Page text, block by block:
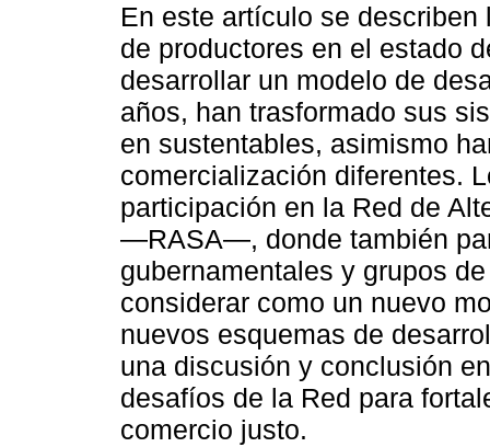
En este artículo se
de productores en el estado
desarrollar un modelo de
años, han trasformado sus
en sustentables, asimismo
comercialización diferentes.
participación en la Red de
—RASA—, donde también
gubernamentales y grupos
considerar como un nuevo
nuevos esquemas de
una discusión y conclusión
desafíos de la Red para
comercio justo.